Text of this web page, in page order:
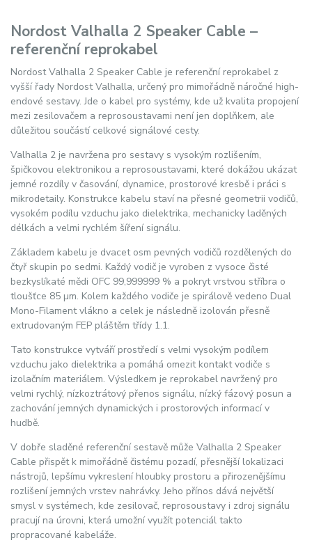
Nordost Valhalla 2 Speaker Cable –
referenční reprokabel
Nordost Valhalla 2 Speaker Cable je referenční reprokabel z
vyšší řady Nordost Valhalla, určený pro mimořádně náročné high-
endové sestavy. Jde o kabel pro systémy, kde už kvalita propojení
mezi zesilovačem a reprosoustavami není jen doplňkem, ale
důležitou součástí celkové signálové cesty.
Valhalla 2 je navržena pro sestavy s vysokým rozlišením,
špičkovou elektronikou a reprosoustavami, které dokážou ukázat
jemné rozdíly v časování, dynamice, prostorové kresbě i práci s
mikrodetaily. Konstrukce kabelu staví na přesné geometrii vodičů,
vysokém podílu vzduchu jako dielektrika, mechanicky laděných
délkách a velmi rychlém šíření signálu.
Základem kabelu je dvacet osm pevných vodičů rozdělených do
čtyř skupin po sedmi. Každý vodič je vyroben z vysoce čisté
bezkyslíkaté mědi OFC 99,999999 % a pokryt vrstvou stříbra o
tloušťce 85 µm. Kolem každého vodiče je spirálově vedeno Dual
Mono-Filament vlákno a celek je následně izolován přesně
extrudovaným FEP pláštěm třídy 1.1.
Tato konstrukce vytváří prostředí s velmi vysokým podílem
vzduchu jako dielektrika a pomáhá omezit kontakt vodiče s
izolačním materiálem. Výsledkem je reprokabel navržený pro
velmi rychlý, nízkoztrátový přenos signálu, nízký fázový posun a
zachování jemných dynamických i prostorových informací v
hudbě.
V dobře sladěné referenční sestavě může Valhalla 2 Speaker
Cable přispět k mimořádně čistému pozadí, přesnější lokalizaci
nástrojů, lepšímu vykreslení hloubky prostoru a přirozenějšímu
rozlišení jemných vrstev nahrávky. Jeho přínos dává největší
smysl v systémech, kde zesilovač, reprosoustavy i zdroj signálu
pracují na úrovni, která umožní využít potenciál takto
propracované kabeláže.